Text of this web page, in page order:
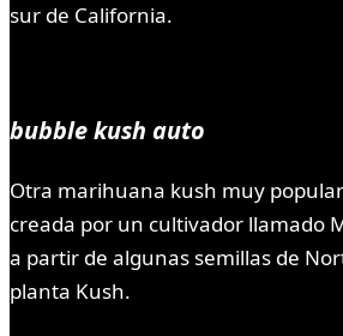
sur de California.
bubble kush auto
Otra marihuana kush muy
creada por un cultivador llamado
a partir de algunas semillas de
planta Kush.